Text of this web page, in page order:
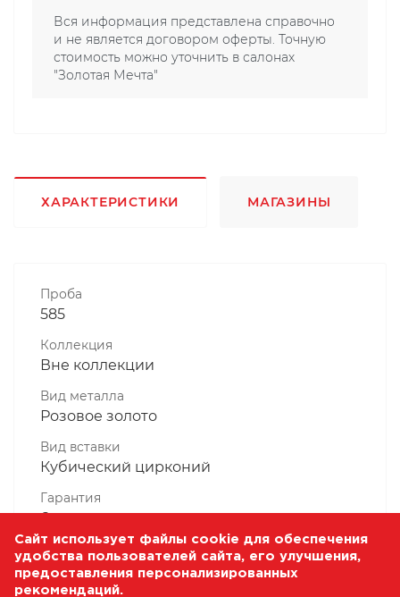
Вся информация представлена справочно
и не является договором оферты. Точную
стоимость можно уточнить в салонах
"Золотая Мечта"
ХАРАКТЕРИСТИКИ МАГАЗИНЫ
Проба
585
Коллекция
Вне коллекции
Вид металла
Розовое золото
Вид вставки
Кубический цирконий
Гарантия
6 месяцев
Комплектность, шт
1 Штука
Сайт использует файлы cookie для обеспечения
удобства пользователей сайта, его улучшения,
предоставления персонализированных
рекомендаций.